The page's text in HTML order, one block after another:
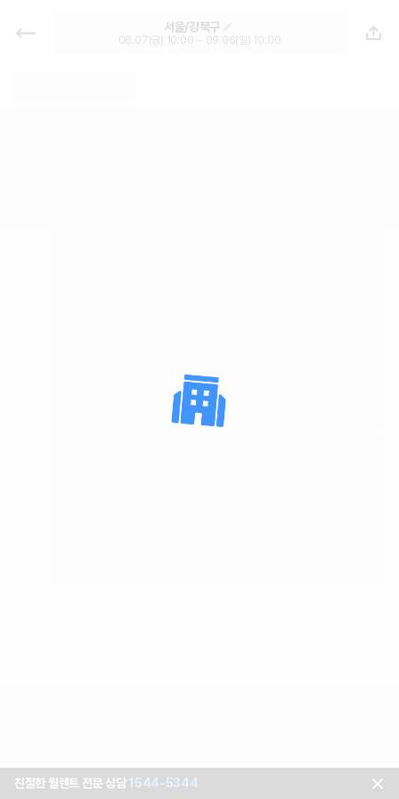
서울 렌트카 - 강북구 월렌트 추천 |
최저가 한눈에 가격비교 렌트카 카모
서울/강북구
08.07(금) 10:00 ~ 09.06(일) 10:00
친절한 월렌트 전문 상담1544-5344